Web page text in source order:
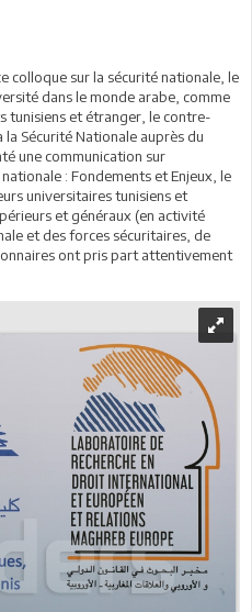
colloque sur la sécurité nationale, le
dans le monde arabe, comme
tunisiens et étranger, le contre-
Sécurité Nationale auprès du
une communication sur
: Fondements et Enjeux, le
universitaires tunisiens et
et généraux (en activité
et des forces sécuritaires, de
ont pris part attentivement